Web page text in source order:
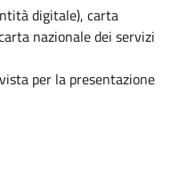
digitale), carta
nazionale dei servizi
per la presentazione